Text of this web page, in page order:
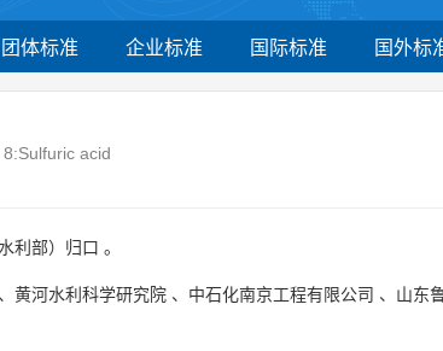
团体标准 企业标准 国际标准 国外标
acid
水利部）归口 。
、 黄河水利科学研究院 、 中石化南京工程有限公司 、 山东